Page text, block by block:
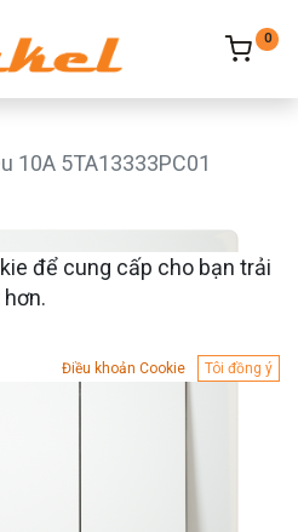
0
10A 5TA13333PC01
để cung cấp cho bạn trải
Điều khoản Cookie Tôi đồng ý